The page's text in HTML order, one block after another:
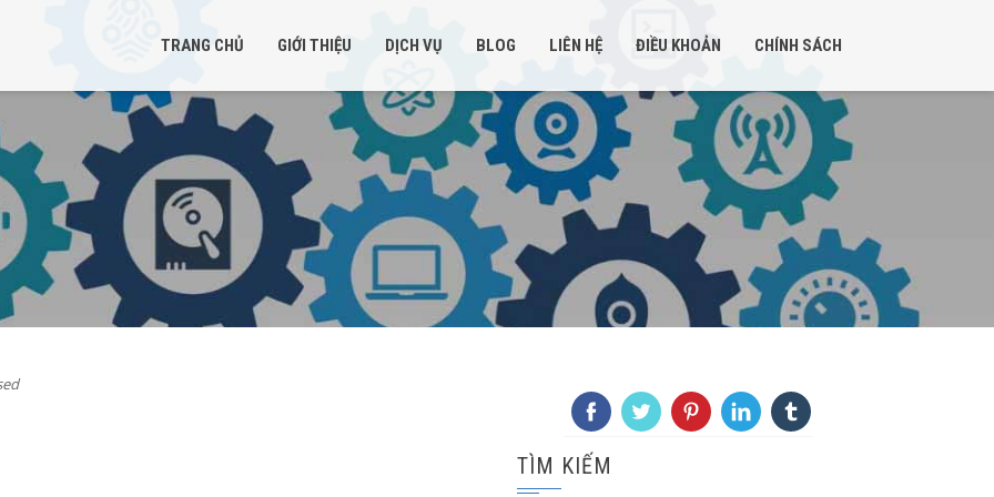
TRANG CHỦ GIỚI THIỆU DỊCH VỤ BLOG LIÊN HỆ ĐIỀU KHOẢN CHÍNH SÁCH
TÌM KIẾM